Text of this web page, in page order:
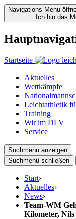
Navigations Menu
Ich bin das
Startseite
Aktuelles
Wettkämpfe
Leichtathletik
Training
Wir im DLV
Service
Suchmenü anzeigen
Suchmenü schließen
Start›
Aktuelles›
News›
Team-WM
Kilometer,